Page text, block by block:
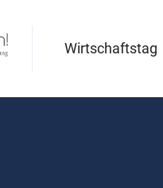
Wirtschaftstag